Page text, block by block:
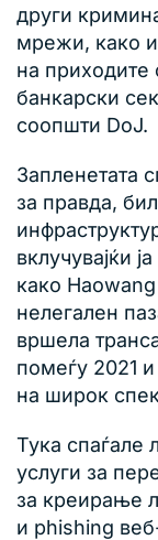
други
мрежи, како
на
банкарски
соопшти DoJ.
Запленетата
за правда,
вклучувајќи
како
нелегален
вршела
помеѓу 2021
на широк
Тука спаѓале
услуги за
за креирање
и phishing